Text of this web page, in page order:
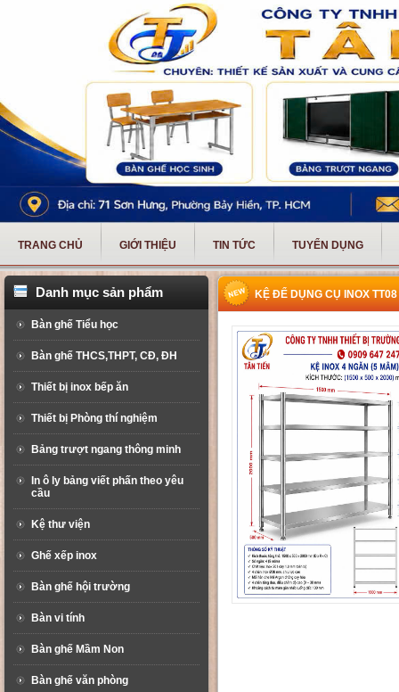
TRANG CHỦ GIỚI THIỆU TIN TỨC TUYỂN DỤNG
Danh mục sản phẩm
Bàn ghế Tiểu học
Bàn ghế THCS,THPT, CĐ, ĐH
Thiết bị inox bếp ăn
Thiết bị Phòng thí nghiệm
Bảng trượt ngang thông minh
In ô ly bảng viết phấn theo yêu
cầu
Kệ thư viện
Ghế xếp inox
Bàn ghế hội trường
Bàn vi tính
Bàn ghế Mầm Non
Bàn ghế văn phòng
KỆ ĐỂ DỤNG CỤ INOX TT08